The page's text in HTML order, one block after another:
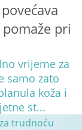
pri
vrijeme za
samo zato
koža i
st...
trudnoću